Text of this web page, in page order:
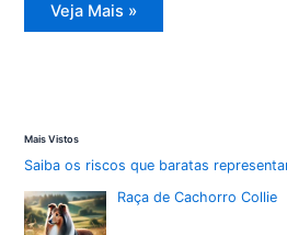
Cinco
animais
Nubea
de
domingo
Veja Mais »
Mais Vistos
Saiba os riscos que baratas
Raça de Cachorro Collie